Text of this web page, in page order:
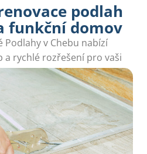
podlah
funkční domov
Podlahy v Chebu nabízí
rychlé rozřešení pro vaši
byl krásný a útulný.